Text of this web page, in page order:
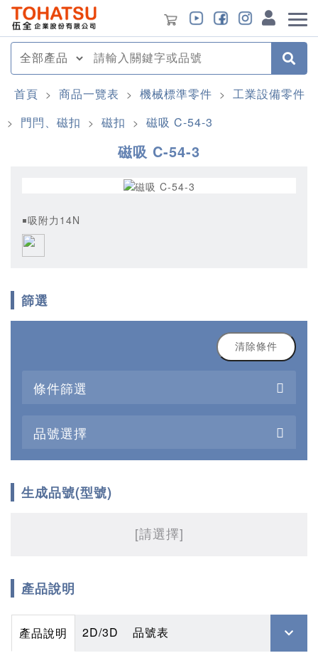
首頁 > 商品一覽表 > 機械標準零件 > 工業設備零件
> 門閂、磁扣 > 磁扣 > 磁吸 C-54-3
磁吸 C-54-3
￭吸附力14N
篩選
清除條件
條件篩選
品號選擇
生成品號(型號)
[請選擇]
產品說明
產品說明 2D/3D 品號表